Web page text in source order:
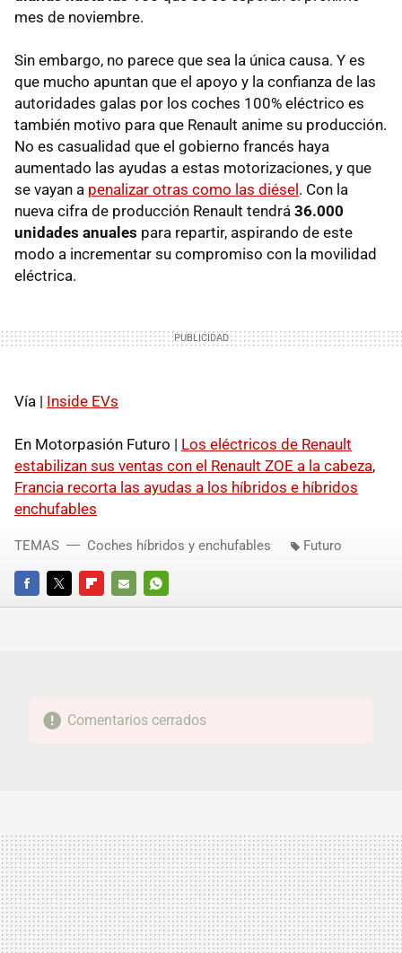
mes de noviembre.
Sin embargo, no parece que sea la única causa. Y es
que mucho apuntan que el apoyo y la confianza de las
autoridades galas por los coches 100% eléctrico es
también motivo para que Renault anime su producción.
No es casualidad que el gobierno francés haya
aumentado las ayudas a estas motorizaciones, y que
se vayan a penalizar otras como las diésel. Con la
nueva cifra de producción Renault tendrá 36.000
unidades anuales para repartir, aspirando de este
modo a incrementar su compromiso con la movilidad
eléctrica.
Vía | Inside EVs
En Motorpasión Futuro | Los eléctricos de Renault
estabilizan sus ventas con el Renault ZOE a la cabeza,
Francia recorta las ayudas a los híbridos e híbridos
enchufables
FACEBOOKTWITTERFLIPBOARD
E-
WHATSAPP
TEMAS Coches híbridos y enchufables Futuro
Comentarios cerrados